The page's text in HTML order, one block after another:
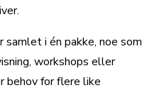
i én pakke, noe som
workshops eller
behov for flere like